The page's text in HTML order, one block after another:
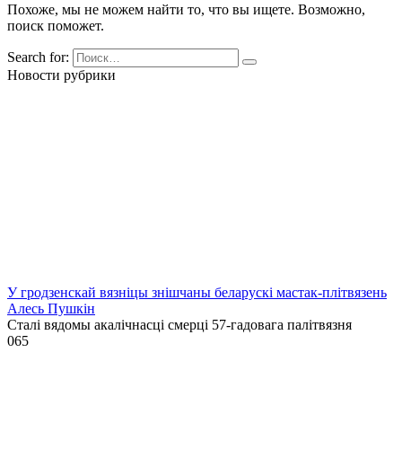
Похоже, мы не можем найти то, что вы ищете. Возможно,
поиск поможет.
Search for:
Новости рубрики
У гродзенскай вязніцы знішчаны беларускі мастак-плітвязень
Алесь Пушкін
Сталі вядомы акалічнасці смерці 57-гадовага палітвязня
065